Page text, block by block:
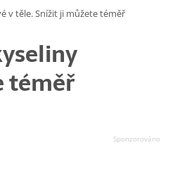
v těle. Snížit ji můžete téměř
téměř